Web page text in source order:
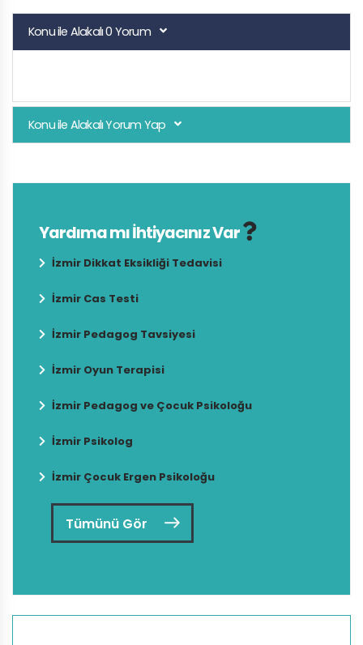
Konu ile Alakalı 0 Yorum
Konu ile Alakalı Yorum Yap
Yardıma mı İhtiyacınız Var
İzmir Dikkat Eksikliği Tedavisi
İzmir Cas Testi
İzmir Pedagog Tavsiyesi
İzmir Oyun Terapisi
İzmir Pedagog ve Çocuk Psikoloğu
İzmir Psikolog
İzmir Çocuk Ergen Psikoloğu
Tümünü Gör